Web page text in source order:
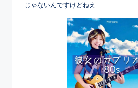
じゃないんですけどねえ